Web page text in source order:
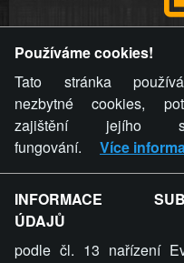
videa a komentáře. Osoba,
stránky týče, ani osoba,
stránku, nemůže z
komentáře pro výše
provozovateli stránky
ZVRÁCENÝ.CZ -
Používáme cookies!
Tato stránka
nezbytné cookies,
zajištění jejího
fungování.
Více
INFORMACE
ÚDAJŮ
podle čl. 13 nařízení